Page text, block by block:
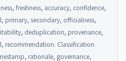
freshness, accuracy, confidence,
primary, secondary, officialness,
deduplication, provenance,
recommendation. Classification
rationale, governance,